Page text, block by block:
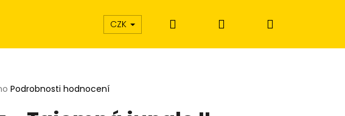
CZK Hledat PřihlášeníNákupní
Podrobnosti hodnocení